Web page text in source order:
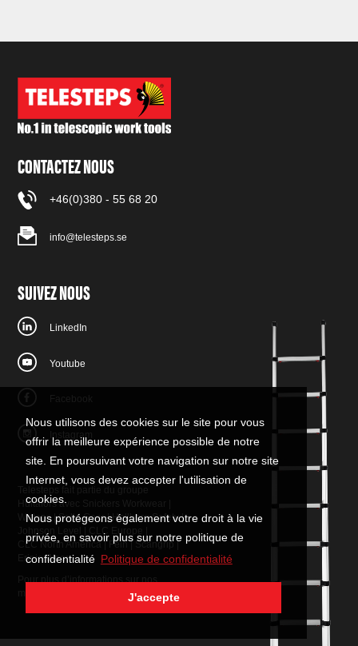
Nous utilisons des cookies sur le site pour vous
offrir la meilleure expérience possible de notre
site. En poursuivant votre navigation sur notre site
Internet, vous devez accepter l'utilisation de
cookies.
Nous protégeons également votre droit à la vie
privée, en savoir plus sur notre politique de
confidentialité Politique de confidentialité
J'accepte
CONTACTEZ NOUS
+46(0)380 - 55 68 20
info@telesteps.se
SUIVEZ NOUS
LinkedIn
Youtube
Instagram
Hultafors avec
W.steps|Solid Gear|Hellberg Safety|
Johnson Level
CLC Europe
CLC North America | Fein| Scangrip |
Eripio Wear
Pour plus d’informations sur nos
.